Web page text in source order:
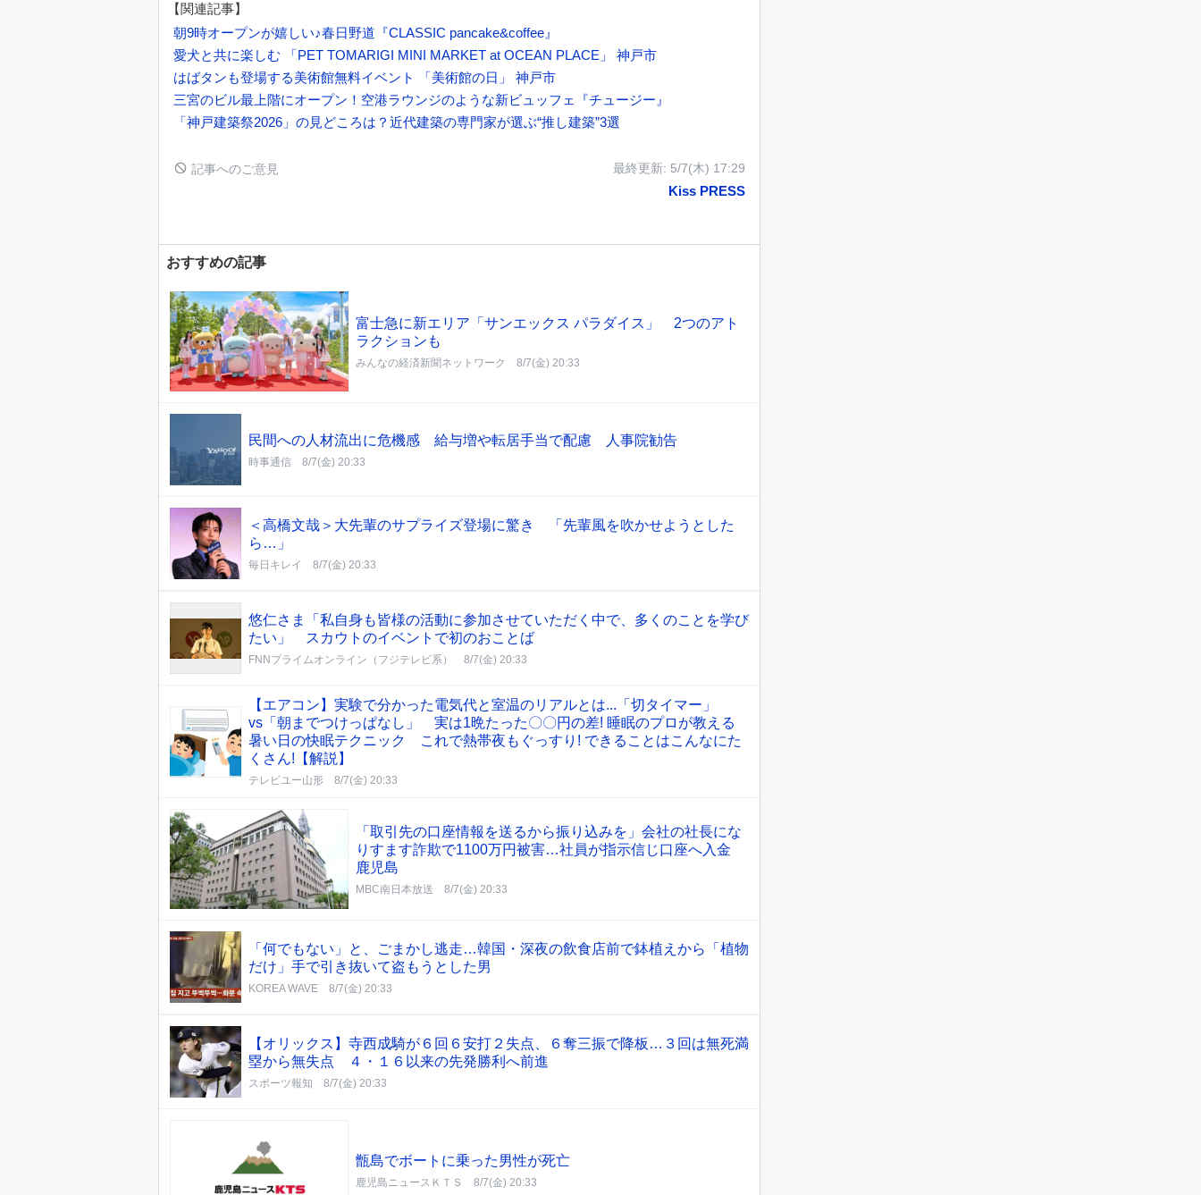
【関連記事】
朝9時オープンが嬉しい♪春日野道『CLASSIC pancake&coffee』
愛犬と共に楽しむ 「PET TOMARIGI MINI MARKET at OCEAN PLACE」 神戸市
はばタンも登場する美術館無料イベント 「美術館の日」 神戸市
三宮のビル最上階にオープン！空港ラウンジのような新ビュッフェ『チュージー』
「神戸建築祭2026」の見どころは？近代建築の専門家が選ぶ“推し建築”3選
記事へのご意見 最終更新: 5/7(木) 17:29
Kiss PRESS
おすすめの記事
富士急に新エリア「サンエックス パラダイス」 2つのアト
ラクションも
みんなの経済新聞ネットワーク 8/7(金) 20:33
民間への人材流出に危機感 給与増や転居手当で配慮 人事院勧告
時事通信 8/7(金) 20:33
＜高橋文哉＞大先輩のサプライズ登場に驚き 「先輩風を吹かせようとした
ら…」
毎日キレイ 8/7(金) 20:33
悠仁さま「私自身も皆様の活動に参加させていただく中で、多くのことを学び
たい」 スカウトのイベントで初のおことば
FNNプライムオンライン（フジテレビ系） 8/7(金) 20:33
【エアコン】実験で分かった電気代と室温のリアルとは...「切タイマー」
vs「朝までつけっぱなし」 実は1晩たった〇〇円の差! 睡眠のプロが教える
暑い日の快眠テクニック これで熱帯夜もぐっすり! できることはこんなにた
くさん!【解説】
テレビユー山形 8/7(金) 20:33
「取引先の口座情報を送るから振り込みを」会社の社長にな
りすます詐欺で1100万円被害…社員が指示信じ口座へ入金
鹿児島
MBC南日本放送 8/7(金) 20:33
「何でもない」と、ごまかし逃走…韓国・深夜の飲食店前で鉢植えから「植物
だけ」手で引き抜いて盗もうとした男
KOREA WAVE 8/7(金) 20:33
【オリックス】寺西成騎が６回６安打２失点、６奪三振で降板…３回は無死満
塁から無失点 ４・１６以来の先発勝利へ前進
スポーツ報知 8/7(金) 20:33
甑島でボートに乗った男性が死亡
鹿児島ニュースＫＴＳ 8/7(金) 20:33